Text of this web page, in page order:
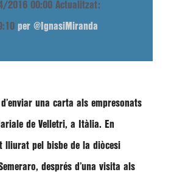
2016 00:00 Actualitzat:
per @IgnasiMiranda
una carta als empresonats
de Velletri, a Itàlia. En
lliurat pel bisbe de la diòcesi
, després d’una visita als